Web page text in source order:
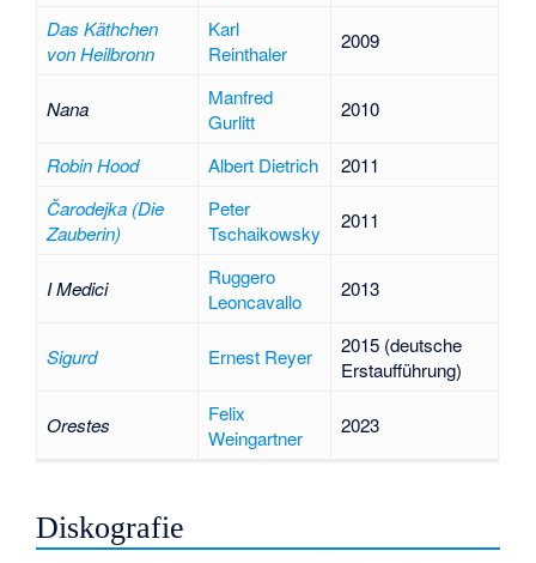
Das Käthchen
von Heilbronn
Karl
Reinthaler
2009
Nana
Manfred
Gurlitt
2010
Robin Hood Albert Dietrich
2011
Čarodejka (Die
Zauberin)
Peter
Tschaikowsky
2011
I Medici
Ruggero
Leoncavallo
2013
Sigurd Ernest Reyer
2015 (deutsche
Erstaufführung)
Orestes
Felix
Weingartner
2023
Diskografie